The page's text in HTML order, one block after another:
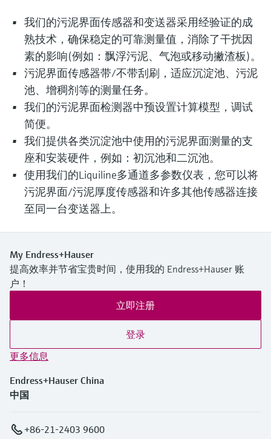
我们的污泥界面传感器和变送器采用经验证的成
熟技术，确保稳定的可靠测量值，消除了干扰因
素的影响(例如：飘浮污泥、气泡或移动撇渣板)。
污泥界面传感器带/不带刮刷，适应沉淀池、污泥
池、增稠剂等的测量任务。
我们的污泥界面检测器中预设置计算模型，调试
简便。
我们提供各类沉淀池中使用的污泥界面测量的支
座和安装硬件，例如：初沉池和二沉池。
使用我们的Liquiline多通道多参数仪表，您可以将
污泥界面/污泥厚度传感器和许多其他传感器连接
至同一台变送器上。
My Endress+Hauser
提高效率并节省宝贵时间，使用我的 Endress+Hauser 账
户！
立即注册
登录
更多信息
Endress+Hauser China
中国
+86-21-2403 9600